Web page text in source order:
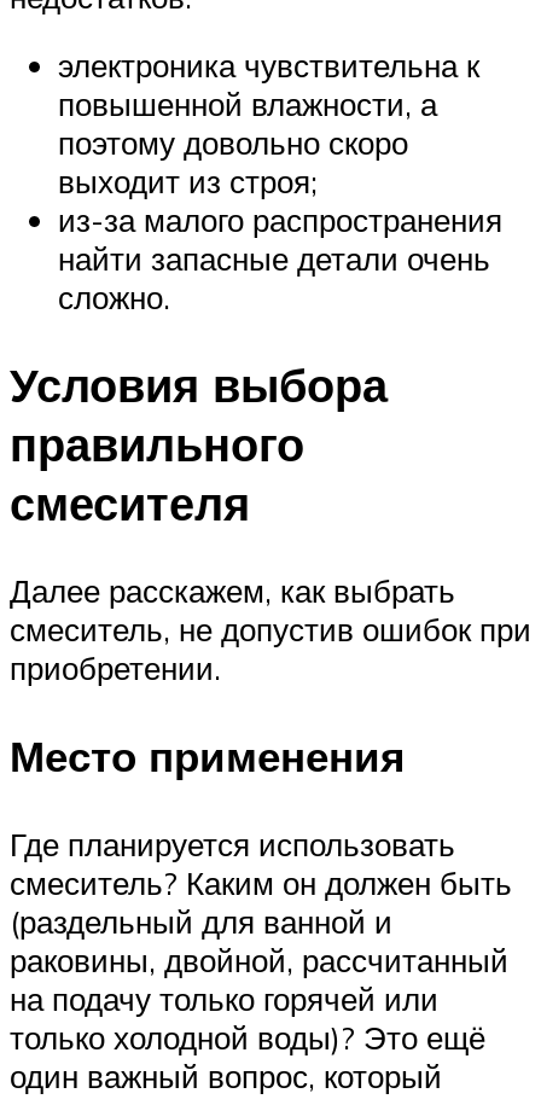
электроника чувствительна к
повышенной влажности, а
поэтому довольно скоро
выходит из строя;
из-за малого распространения
найти запасные детали очень
сложно.
Условия выбора
правильного
смесителя
Далее расскажем, как выбрать
смеситель, не допустив ошибок при
приобретении.
Место применения
Где планируется использовать
смеситель? Каким он должен быть
(раздельный для ванной и
раковины, двойной, рассчитанный
на подачу только горячей или
только холодной воды)? Это ещё
один важный вопрос, который